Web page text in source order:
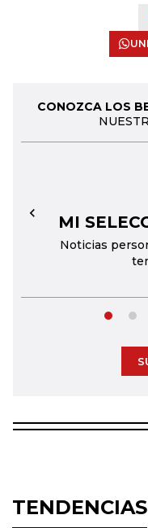
CONOZCA LOS
MI
Noticias
←
TENDENCIAS